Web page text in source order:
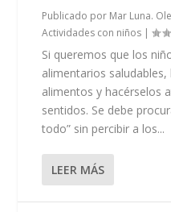
Publicado por Mar Luna.
Actividades con niños |
Si queremos que los
alimentarios saludables,
alimentos y hacérselos
sentidos. Se debe
todo” sin percibir a los...
LEER MÁS